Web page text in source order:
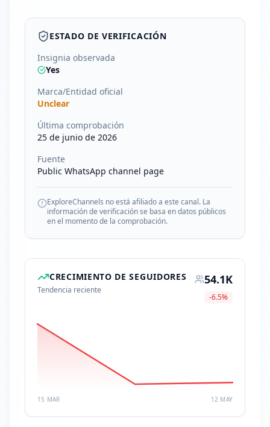
ESTADO DE VERIFICACIÓN
Insignia observada
Yes
Marca/Entidad oficial
Unclear
Última comprobación
25 de junio de 2026
Fuente
Public WhatsApp channel page
ExploreChannels no está afiliado a este canal. La
información de verificación se basa en datos públicos
en el momento de la comprobación.
CRECIMIENTO DE SEGUIDORES
Tendencia reciente
54.1K
-6.5%
15 MAR 12 MAY